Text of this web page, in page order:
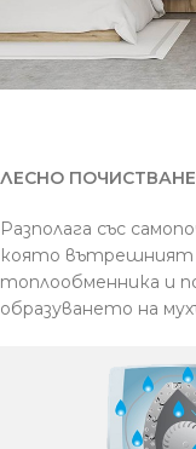
ЛЕСНО ПОЧИСТВАНЕ
Разполага със
която вътрешният
топлообменника и
образуването на